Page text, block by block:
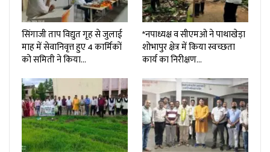
सिंगाजी ताप विद्युत गृह से जुलाई
माह में सेवानिवृत्त हुए 4 कार्मिकों
को समिती ने किया…
*नपाध्यक्ष व सीएमओ ने पाथाखेड़ा
शोभापुर क्षेत्र में किया स्वच्छता
कार्य का निरीक्षण…